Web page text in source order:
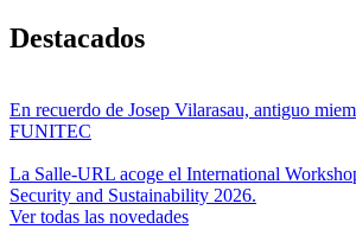
Destacados
En recuerdo de Josep Vilarasau, antiguo
FUNITEC
La Salle-URL acoge el International
Security and Sustainability 2026.
Ver todas las novedades